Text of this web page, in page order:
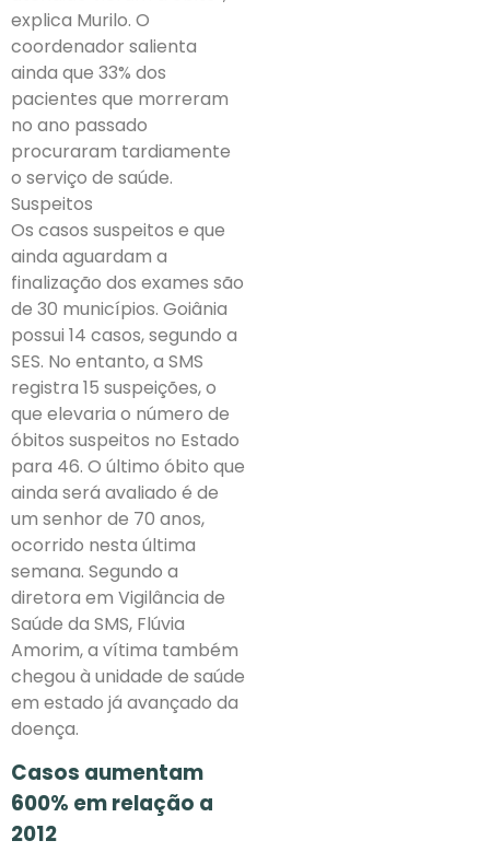
explica Murilo. O
coordenador salienta
ainda que 33% dos
pacientes que morreram
no ano passado
procuraram tardiamente
o serviço de saúde.
Suspeitos
Os casos suspeitos e que
ainda aguardam a
finalização dos exames são
de 30 municípios. Goiânia
possui 14 casos, segundo a
SES. No entanto, a SMS
registra 15 suspeições, o
que elevaria o número de
óbitos suspeitos no Estado
para 46. O último óbito que
ainda será avaliado é de
um senhor de 70 anos,
ocorrido nesta última
semana. Segundo a
diretora em Vigilância de
Saúde da SMS, Flúvia
Amorim, a vítima também
chegou à unidade de saúde
em estado já avançado da
doença.
Casos aumentam
600% em relação a
2012